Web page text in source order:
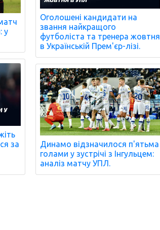
у
за
Оголошені кандидати на
звання найкращого
футболіста та тренера жовтня
в Українській Прем'єр-лізі.
Динамо відзначилося п'ятьма
голами у зустрічі з Інгульцем:
аналіз матчу УПЛ.